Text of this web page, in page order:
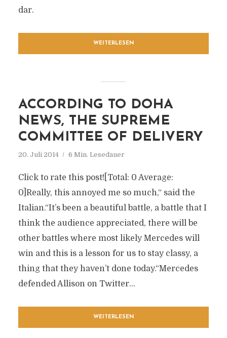
dar.
WEITERLESEN
ACCORDING TO DOHA
NEWS, THE SUPREME
COMMITTEE OF DELIVERY
20. Juli 2014 6 Min. Lesedauer
Click to rate this post![Total: 0 Average:
0]Really, this annoyed me so much,“ said the
Italian.“It’s been a beautiful battle, a battle that I
think the audience appreciated, there will be
other battles where most likely Mercedes will
win and this is a lesson for us to stay classy, a
thing that they haven’t done today.“Mercedes
defended Allison on Twitter...
WEITERLESEN